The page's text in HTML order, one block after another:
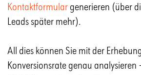
Kontaktformular generieren (über
Leads später mehr).
All dies können Sie mit der
Konversionsrate genau analysieren